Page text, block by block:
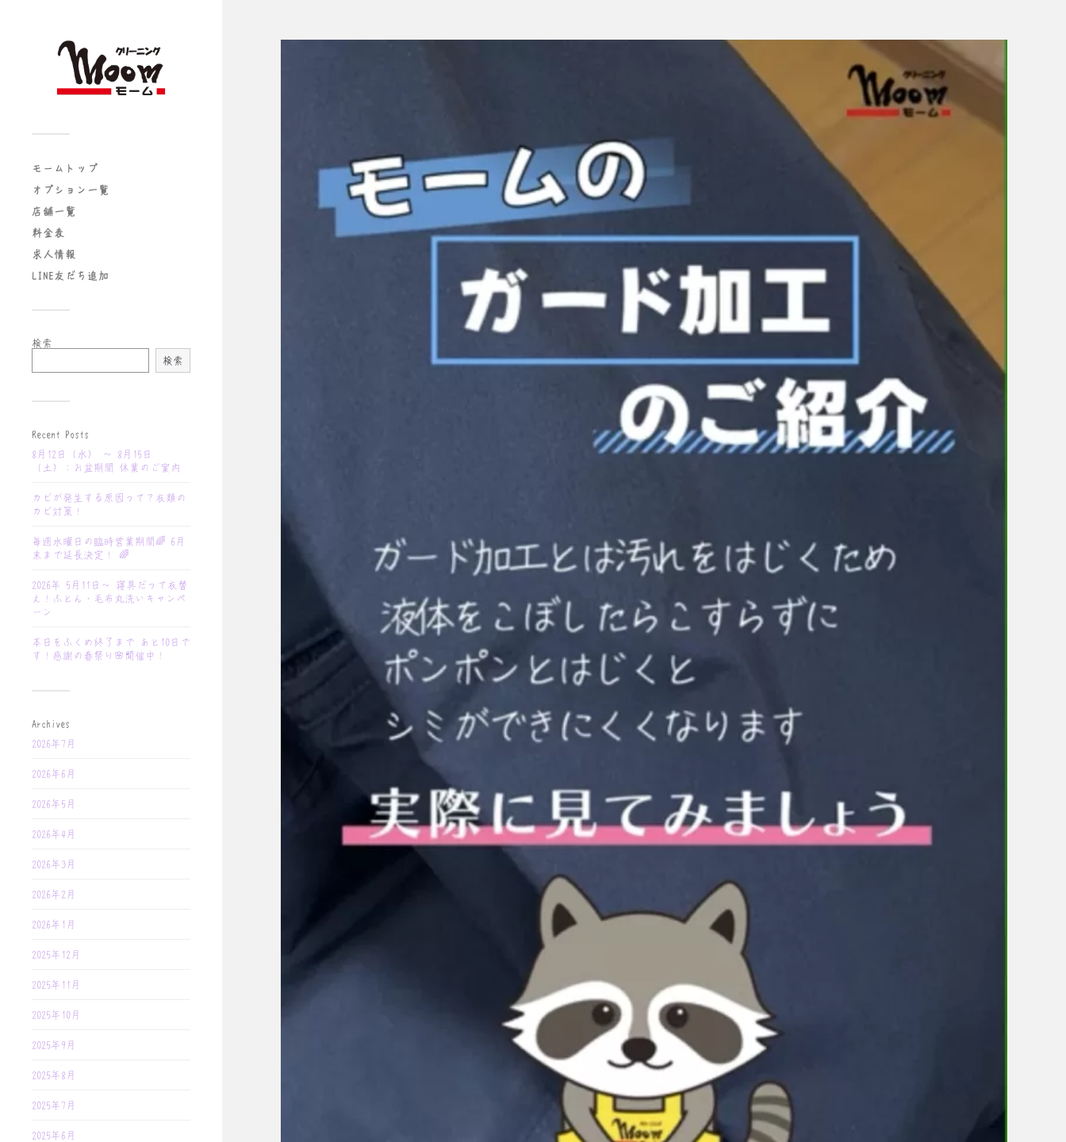
モームトップ
オプション一覧
店舗一覧
料金表
求人情報
LINE友だち追加
検索
検索
Recent Posts
8月12日（水） 〜 8月15日
（土）：お盆期間 休業のご案内
カビが発生する原因って？衣類の
カビ対策！
毎週水曜日の臨時営業期間🌈 6月
末まで延長決定！ 🌈
2026年 5月11日〜 寝具だって衣替
え！ふとん・毛布丸洗いキャンペ
ーン
本日をふくめ終了まで あと10日で
す！感謝の春祭り🌸開催中！
Archives
2026年7月
2026年6月
2026年5月
2026年4月
2026年3月
2026年2月
2026年1月
2025年12月
2025年11月
2025年10月
2025年9月
2025年8月
2025年7月
2025年6月